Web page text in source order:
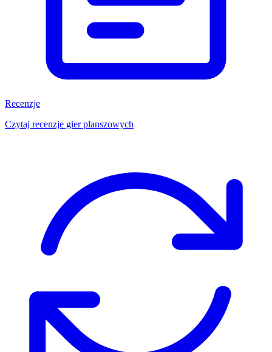
Recenzje
Czytaj recenzje gier planszowych